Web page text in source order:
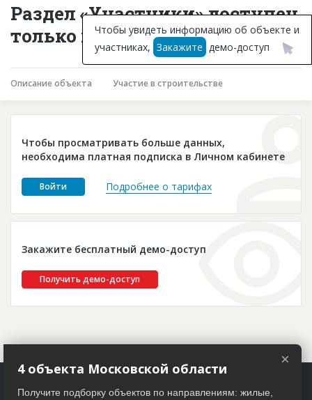
Горячие объекты
База строящихся объектов
Инвестпроекты
Глоссарий
Платные услуги
Пресс-релизы
Раздел «Участники» доступен
только подписчикам
Описание объекта Участие в строительстве
Чтобы просматривать больше данных,
необходима платная подписка в Личном кабинете
Войти Подробнее о тарифах
Закажите бесплатный демо-доступ
Получить демо-доступ
Чтобы увидеть информацию об объекте и
участниках, Закажите демо-доступ
×
4 объекта Московской области
Получите подборку объектов по направлениям: жилые,